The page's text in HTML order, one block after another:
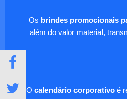
Os brindes promocionais
além do valor material,
O calendário corporativo é